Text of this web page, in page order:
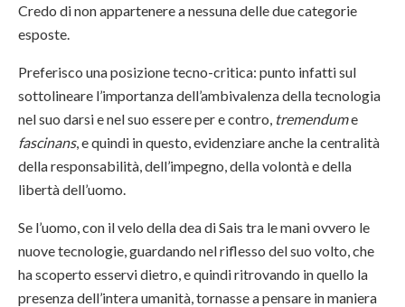
Credo di non appartenere a nessuna delle due categorie
esposte.
Preferisco una posizione tecno-critica: punto infatti sul
sottolineare l’importanza dell’ambivalenza della tecnologia
nel suo darsi e nel suo essere per e contro, tremendume
fascinans, e quindi in questo, evidenziare anche la centralità
della responsabilità, dell’impegno, della volontà e della
libertà dell’uomo.
Se l’uomo, con il velo della dea di Sais tra le mani ovvero le
nuove tecnologie, guardando nel riflesso del suo volto, che
ha scoperto esservi dietro, e quindi ritrovando in quello la
presenza dell’intera umanità, tornasse a pensare in maniera